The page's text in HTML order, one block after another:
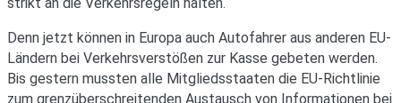
Denn jetzt können in Europa auch Autofahrer aus anderen EU-
Ländern bei Verkehrsverstößen zur Kasse gebeten werden.
Bis gestern mussten alle Mitgliedsstaaten die EU-Richtlinie
zum grenzüberschreitenden Austausch von Informationen bei